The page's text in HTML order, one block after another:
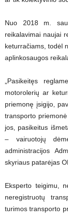
Nuo 2018 m.
reikalavimai naujai
keturračiams, todėl
aplinkosaugos
„Pasikeitęs
motorolerių ar
priemonę įsigijo,
transporto
jos, pasikeitus
– vairuotojų
administracijos
skyriaus patarėjas
Eksperto teigimu,
neregistruotų
turimos transporto